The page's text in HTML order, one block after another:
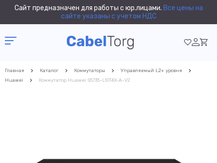
Сайт предназначен для работы с юр.лицами. Все цены на
сайте указаны с учетом НДС
Главная Каталог Коммутаторы
Управляемый L2+ уровня
Huawei
Коммутатор Huawei S5735-L10T4X-A-V2